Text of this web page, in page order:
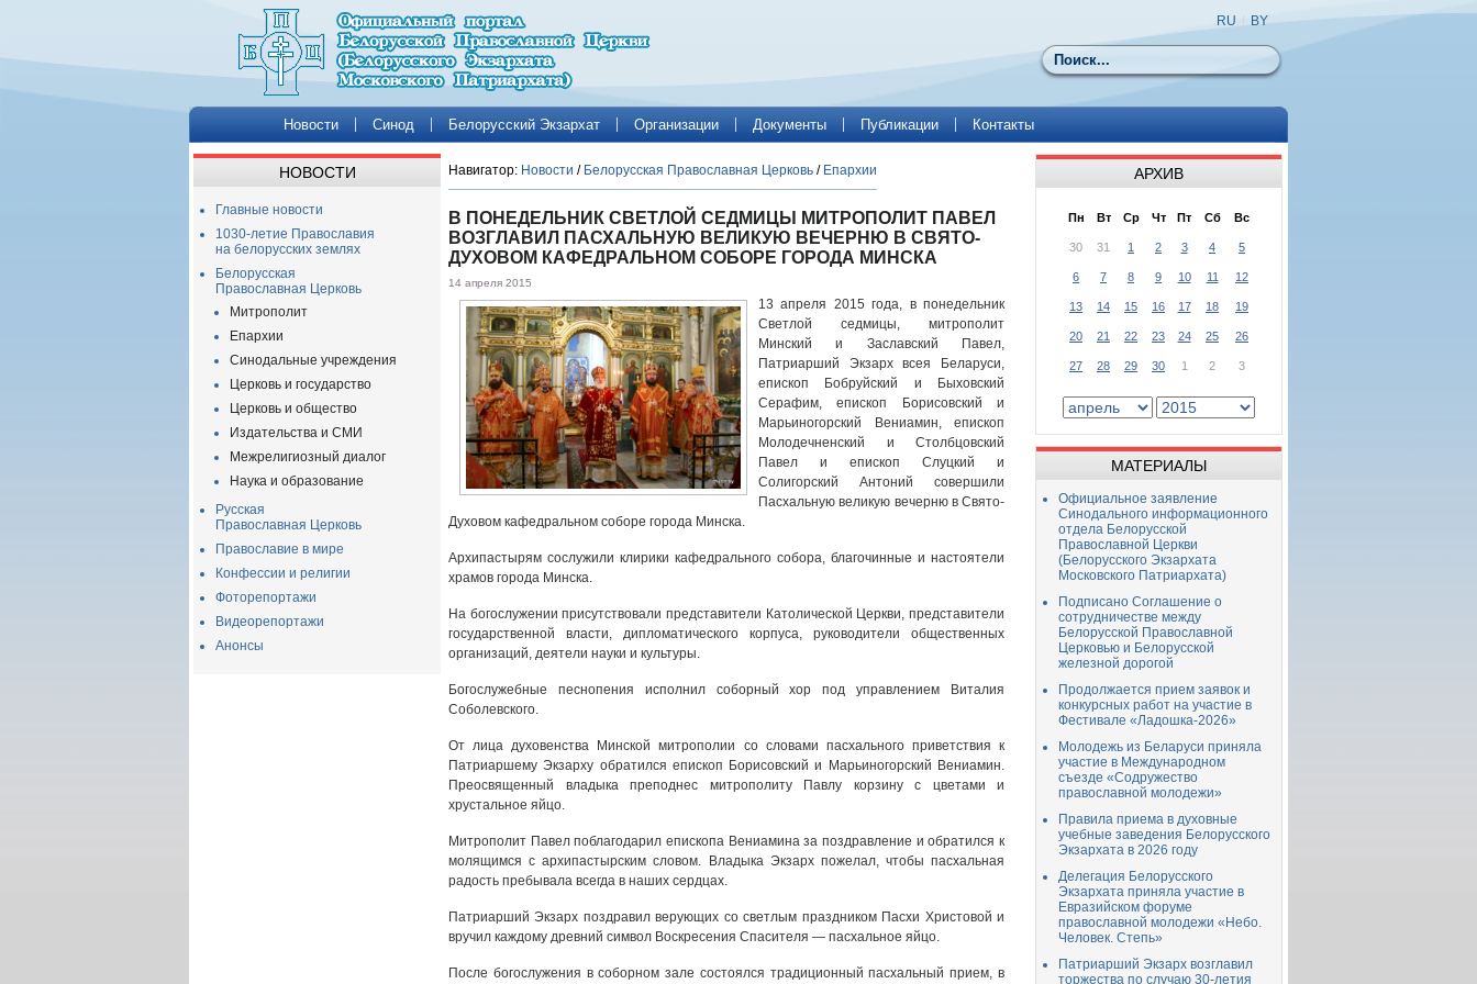
Поиск
RU BY
Новости Синод Белорусский Экзархат Организации Документы Публикации Контакты
НОВОСТИ
Главные новости
1030-летие Православия
на белорусских землях
Белорусская
Православная Церковь
Митрополит
Епархии
Синодальные учреждения
Церковь и государство
Церковь и общество
Издательства и СМИ
Межрелигиозный диалог
Наука и образование
Русская
Православная Церковь
Православие в мире
Конфессии и религии
Фоторепортажи
Видеорепортажи
Анонсы
Навигатор: Новости / Белорусская Православная Церковь / Епархии
В ПОНЕДЕЛЬНИК СВЕТЛОЙ СЕДМИЦЫ МИТРОПОЛИТ ПАВЕЛ
ВОЗГЛАВИЛ ПАСХАЛЬНУЮ ВЕЛИКУЮ ВЕЧЕРНЮ В СВЯТО-
ДУХОВОМ КАФЕДРАЛЬНОМ СОБОРЕ ГОРОДА МИНСКА
14 апреля 2015
13 апреля 2015 года, в понедельник
Светлой седмицы, митрополит
Минский и Заславский Павел,
Патриарший Экзарх всея Беларуси,
епископ Бобруйский и Быховский
Серафим, епископ Борисовский и
Марьиногорский Вениамин, епископ
Молодечненский и Столбцовский
Павел и епископ Слуцкий и
Солигорский Антоний совершили
Пасхальную великую вечерню в Свято-
Духовом кафедральном соборе города Минска.
Архипастырям сослужили клирики кафедрального собора, благочинные и настоятели
храмов города Минска.
На богослужении присутствовали представители Католической Церкви, представители
государственной власти, дипломатического корпуса, руководители общественных
организаций, деятели науки и культуры.
Богослужебные песнопения исполнил соборный хор под управлением Виталия
Соболевского.
От лица духовенства Минской митрополии со словами пасхального приветствия к
Патриаршему Экзарху обратился епископ Борисовский и Марьиногорский Вениамин.
Преосвященный владыка преподнес митрополиту Павлу корзину с цветами и
хрустальное яйцо.
Митрополит Павел поблагодарил епископа Вениамина за поздравление и обратился к
молящимся с архипастырским словом. Владыка Экзарх пожелал, чтобы пасхальная
радость пребывала всегда в наших сердцах.
Патриарший Экзарх поздравил верующих со светлым праздником Пасхи Христовой и
вручил каждому древний символ Воскресения Спасителя — пасхальное яйцо.
После богослужения в соборном зале состоялся традиционный пасхальный прием, в
АРХИВ
Пн Вт Ср Чт Пт Сб Вс
30 31 1 2 3 4 5
6 7 8 9 10 11 12
13 14 15 16 17 18 19
20 21 22 23 24 25 26
27 28 29 30 1 2 3
МАТЕРИАЛЫ
Официальное заявление
Синодального информационного
отдела Белорусской
Православной Церкви
(Белорусского Экзархата
Московского Патриархата)
Подписано Соглашение о
сотрудничестве между
Белорусской Православной
Церковью и Белорусской
железной дорогой
Продолжается прием заявок и
конкурсных работ на участие в
Фестивале «Ладошка-2026»
Молодежь из Беларуси приняла
участие в Международном
съезде «Содружество
православной молодежи»
Правила приема в духовные
учебные заведения Белорусского
Экзархата в 2026 году
Делегация Белорусского
Экзархата приняла участие в
Евразийском форуме
православной молодежи «Небо.
Человек. Степь»
Патриарший Экзарх возглавил
торжества по случаю 30-летия